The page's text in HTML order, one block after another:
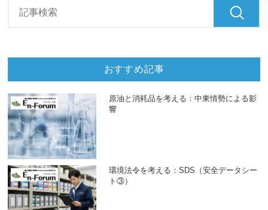
おすすめ記事
原油と消耗品を考える：中東情勢による影
響
環境法令を考える：SDS（安全データシー
ト③）